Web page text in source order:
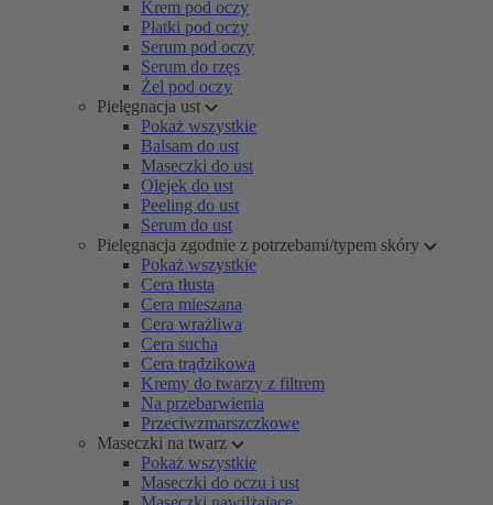
Krem pod oczy
Płatki pod oczy
Serum pod oczy
Serum do rzęs
Żel pod oczy
Pielęgnacja ust
Pokaż wszystkie
Balsam do ust
Maseczki do ust
Olejek do ust
Peeling do ust
Serum do ust
Pielęgnacja zgodnie z potrzebami/typem skóry
Pokaż wszystkie
Cera tłusta
Cera mieszana
Cera wrażliwa
Cera sucha
Cera trądzikowa
Kremy do twarzy z filtrem
Na przebarwienia
Przeciwzmarszczkowe
Maseczki na twarz
Pokaż wszystkie
Maseczki do oczu i ust